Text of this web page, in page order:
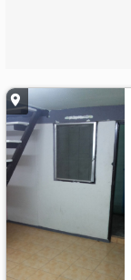
Language
:
English